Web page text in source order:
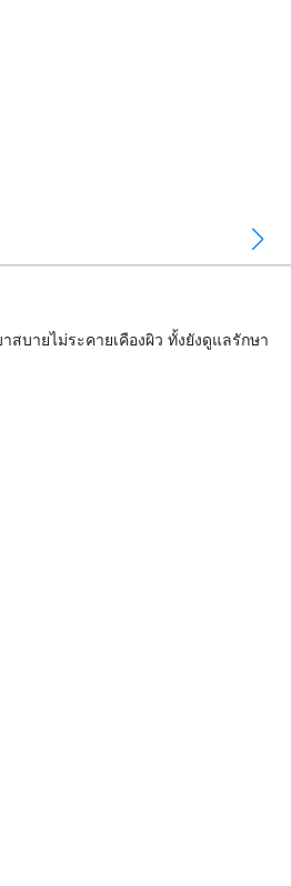
บายไม่ระคายเคืองผิว ทั้งยังดูแลรักษา